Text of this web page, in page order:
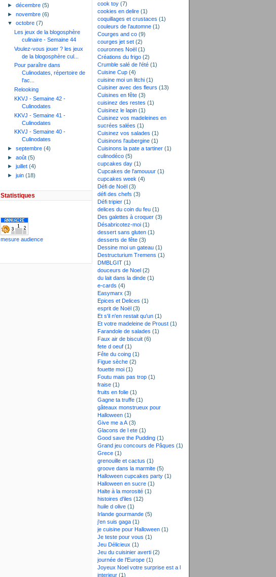
► décembre (5)
► novembre (6)
▼ octobre (7)
Les jeux de la blogosphère
culinaire - Semaine 44
Voulez-vous jouer ? les jeux
de la blogosphère cul...
Pour paraître dans
Culinodates, répertoire de
l'ac...
Relooking
KKVJ - Semaine 42 -
Culinodates
KKVJ - Semaine 41 -
Culinodates
KKVJ - Semaine 40 -
Culinodates
► septembre (4)
► août (5)
► juillet (4)
► juin (18)
Statistiques
mesure audience
cook toy (7)
cookies en delire (1)
coquillages et crustaces (1)
couleurs de l'automne (1)
Courges and co (9)
courges jet set (2)
couronnes Noël (1)
Créations du frigo (2)
Crumble salé de l'été (1)
Cuisine Cup (4)
cuisine moi un litchi (1)
Cuisiner avec des fleurs (13)
Cuisines en fête (3)
cuisinez des restes (1)
Cuisinez le lapin (1)
Cuisinez vos madeleines en
sucrées salées (1)
Cuisinez vos salades (1)
Cuisinons l'aubergine (1)
Cuisinons la pate a tartiner (1)
culinodéco (5)
cupcakes day (1)
Cupcakes de l'amouuur (1)
cupcakes week (4)
Défi de Noël (3)
défi des chefs (3)
Défi tripier (1)
delices du coin du feu (1)
Des galettes à croquer (3)
Désabricotez-moi (1)
dessert sans gluten (1)
desserts de fête (3)
Dessine moi un gateau (1)
Destructurium Tremens (1)
DMBLGIT (1)
douceurs de Noel (2)
du lait dans la dinde (1)
e-cards (4)
Easymarx (3)
Epices et Delices (1)
esprit de Noël (3)
Et s'il n'en restait qu'un (1)
Et votre madeleine de Proust (1)
Farandole de salades (1)
Faux air de biscuit (6)
fete d oeuf (1)
Fête du coing (1)
Figue sèche (2)
fouette moi (1)
Foutu mais pas trop (1)
fraise (1)
fruits en folie (1)
Gagne ta truffe (1)
gâteaux monstrueux pour
Halloween (1)
Give me a A (3)
Glacons de l ete (1)
Good save the Pudding (1)
Grand jeu concours de Pâques (1)
Grece (1)
grenouille et cactus (1)
groove dans la marmite (5)
Halloween cupcakes party (1)
Halloween en sucre (1)
Halte à la morosité (1)
histoires d'iles (12)
huile d olive (1)
Irlande gourmande (5)
j'en suis gaga (1)
je cuisine pour Halloween (1)
Je teste pour vous (1)
Jeu Délicieux (1)
Jeu du cuisinier averti (2)
journée de l'Europe (1)
Joyeux Noel votre surprise est a l
interieur (1)